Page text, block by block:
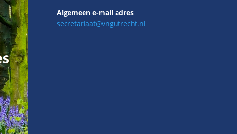
Algemeen e-mail adres
secretariaat@vngutrecht.nl